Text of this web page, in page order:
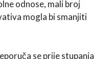
odnose, mali broj
mogla bi smanjiti
se prije stupanja